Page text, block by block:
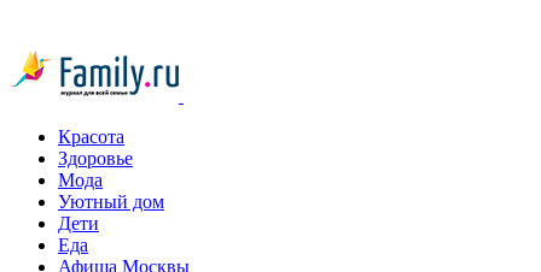
Красота
Здоровье
Мода
Уютный дом
Дети
Еда
Афиша Москвы